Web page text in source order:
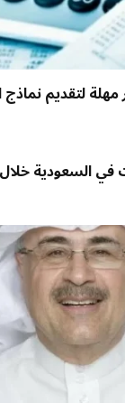
مهلة لتقديم
السعودية